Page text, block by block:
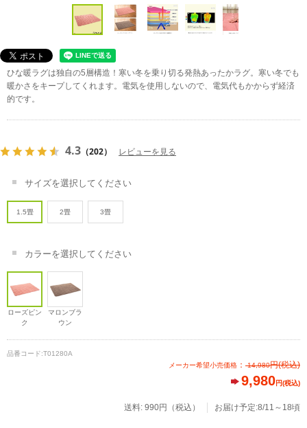
ひな暖ラグは独自の5層構造！寒い冬を乗り切る発熱あったかラグ。寒い冬でも
暖かさをキープしてくれます。電気を使用しないので、電気代もかからず経済
的です。
4.3 （202） レビューを見る
サイズを選択してください
1.5畳 2畳 3畳
カラーを選択してください
ローズピン
ク
マロンブラ
ウン
品番コード:T01280A
メーカー希望小売価格 ： 14,980円(税込)
9,980円(税込)
送料: 990円（税込） お届け予定:8/11～18頃